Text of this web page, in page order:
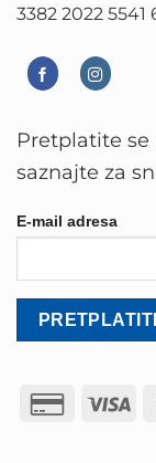
3382 2022 5541
Pretplatite se
saznajte za
E-mail adresa
Credit